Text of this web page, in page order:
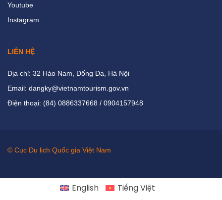
Youtube
Instagram
LIÊN HỆ
Địa chỉ: 32 Hào Nam, Đống Đa, Hà Nội
Email: dangky@vietnamtourism.gov.vn
Điện thoại: (84) 0886337668 / 0904157948
© Cục Du lịch Quốc gia Việt Nam
English Tiếng Việt